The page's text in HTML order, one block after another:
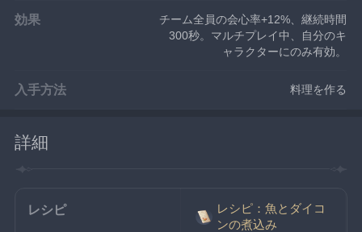
効果
チーム全員の会心率+12%、継続時間
300秒。マルチプレイ中、自分のキ
ャラクターにのみ有効。
入手方法 料理を作る
詳細
レシピ
レシピ：魚とダイコ
ンの煮込み